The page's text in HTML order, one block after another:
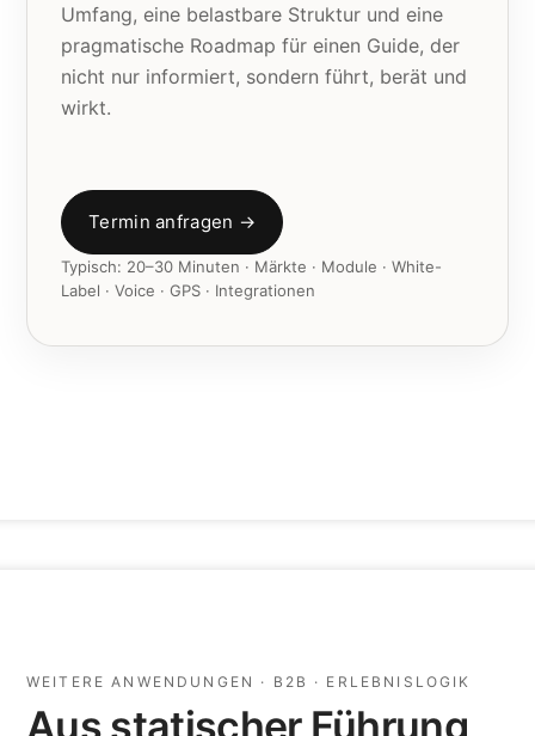
Umfang, eine belastbare Struktur und eine
pragmatische Roadmap für einen Guide, der
nicht nur informiert, sondern führt, berät und
wirkt.
Termin anfragen →
Typisch: 20–30 Minuten · Märkte · Module · White-
Label · Voice · GPS · Integrationen
WEITERE ANWENDUNGEN · B2B · ERLEBNISLOGIK
Aus statischer Führung